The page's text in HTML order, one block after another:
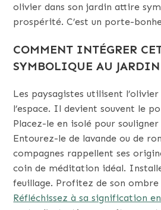
olivier dans son jardin attire
prospérité. C’est un porte-
COMMENT INTÉGRER
SYMBOLIQUE AU
Les paysagistes utilisent
l’espace. Il devient souvent le
Placez-le en isolé pour souligner
Entourez-le de lavande ou de
compagnes rappellent ses
coin de méditation idéal.
feuillage. Profitez de son
Réfléchissez à sa signification